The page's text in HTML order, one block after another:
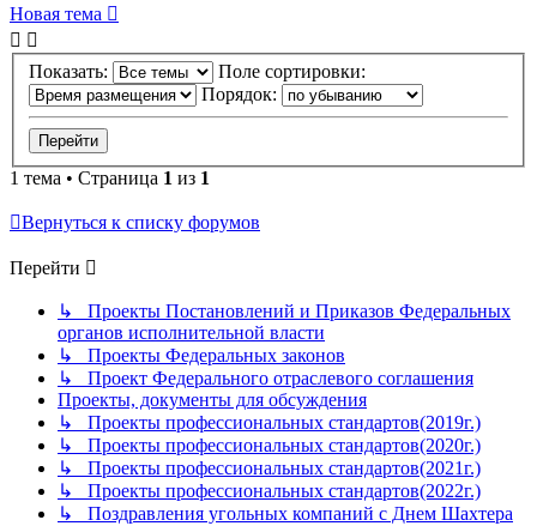
Новая тема
Показать:
Поле сортировки:
Порядок:
1 тема • Страница 1 из 1
Вернуться к списку форумов
Перейти
↳ Проекты Постановлений и Приказов Федеральных
органов исполнительной власти
↳ Проекты Федеральных законов
↳ Проект Федерального отраслевого соглашения
Проекты, документы для обсуждения
↳ Проекты профессиональных стандартов(2019г.)
↳ Проекты профессиональных стандартов(2020г.)
↳ Проекты профессиональных стандартов(2021г.)
↳ Проекты профессиональных стандартов(2022г.)
↳ Поздравления угольных компаний с Днем Шахтера